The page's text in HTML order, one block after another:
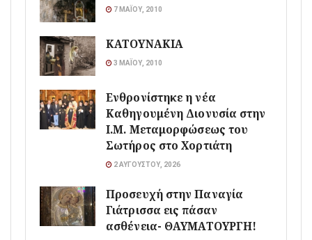
7 ΜΑΪ́ΟΥ, 2010
ΚΑΤΟΥΝΑΚΙΑ
3 ΜΑΪ́ΟΥ, 2010
Ενθρονίστηκε η νέα
Καθηγουμένη Διονυσία στην
Ι.Μ. Μεταμορφώσεως του
Σωτήρος στο Χορτιάτη
2 ΑΥΓΟΎΣΤΟΥ, 2026
Προσευχή στην Παναγία
Γιάτρισσα εις πάσαν
ασθένεια- ΘΑΥΜΑΤΟΥΡΓΗ!